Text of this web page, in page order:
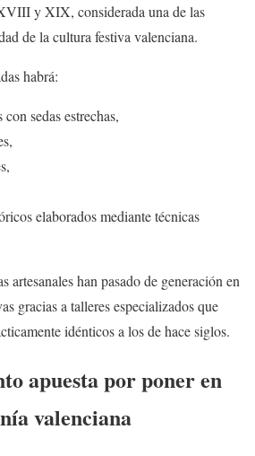
y XIX, considerada una de las
de la cultura festiva valenciana.
habrá:
sedas estrechas,
elaborados mediante técnicas
artesanales han pasado de generación en
gracias a talleres especializados que
idénticos a los de hace siglos.
apuesta por poner en
valenciana